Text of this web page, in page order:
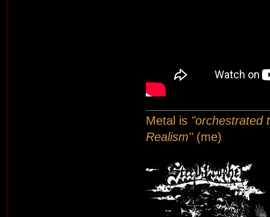
Metal is "orchestrated
Realism"(me)